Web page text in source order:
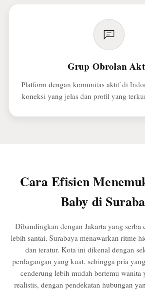
Grup Obrolan
Platform dengan komunitas aktif di
koneksi yang jelas dan profil yang
Cara Efisien
Baby di
Dibandingkan dengan Jakarta yang serba
lebih santai, Surabaya menawarkan ritme
dan teratur. Kota ini dikenal dengan
perdagangan yang kuat, sehingga pria
cenderung lebih mudah bertemu wanita
realistis, dengan pendekatan hubungan